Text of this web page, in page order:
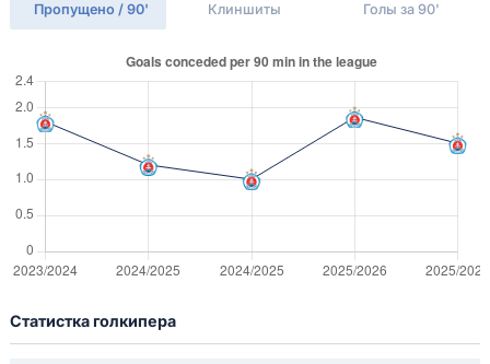
Пропущено / 90' Клиншиты Голы за 90'
Статистка голкипера